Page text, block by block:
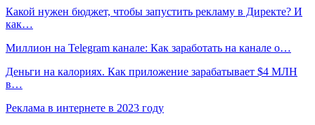
Какой нужен бюджет, чтобы запустить рекламу в Директе? И
как…
Миллион на Telegram канале: Как заработать на канале о…
Деньги на калориях. Как приложение зарабатывает $4 МЛН
в…
Реклама в интернете в 2023 году